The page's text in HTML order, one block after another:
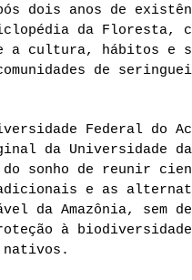
dois anos de
da Floresta,
a cultura, hábitos e
de
Federal do
da Universidade
do sonho de reunir
e as
da Amazônia, sem
à
nativos.